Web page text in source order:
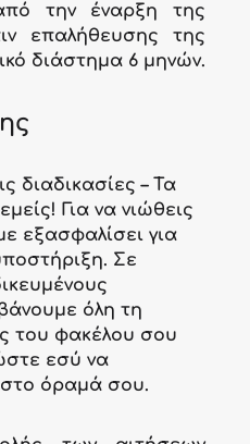
την έναρξη της
επαλήθευσης της
διάστημα 6 μηνών.
διαδικασίες – Τα
Για να νιώθεις
εξασφαλίσει για
Σε
όλη τη
του φακέλου σου
εσύ να
στο όραμά σου.